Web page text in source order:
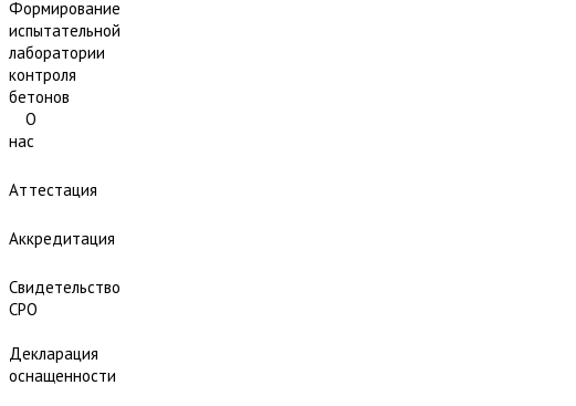
Формирование
испытательной
лаборатории
контроля
бетонов
О
нас
Аттестация
Аккредитация
Свидетельство
СРО
Декларация
оснащенности